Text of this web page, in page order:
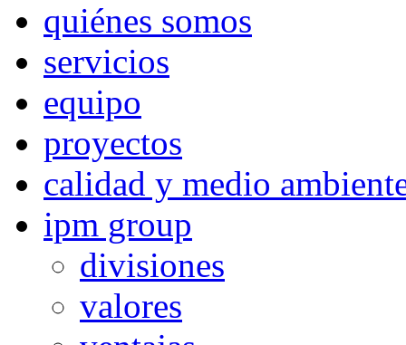
quiénes somos
servicios
equipo
proyectos
calidad y medio
ipm group
divisiones
valores